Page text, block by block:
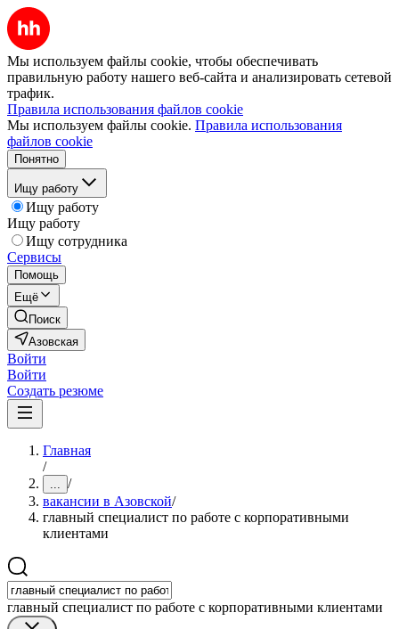
Мы используем файлы cookie, чтобы обеспечивать
правильную работу нашего веб-сайта и анализировать сетевой
трафик.
Правила использования файлов cookie
Мы используем файлы cookie. Правила использования
файлов cookie
Понятно
Ищу работу
Ищу работу
Ищу работу
Ищу сотрудника
Сервисы
Помощь
Ещё
Поиск
Азовская
Войти
Войти
Создать резюме
Главная
/
... /
вакансии в Азовской/
главный специалист по работе с корпоративными
клиентами
главный специалист по работе с корпоративными клиентами